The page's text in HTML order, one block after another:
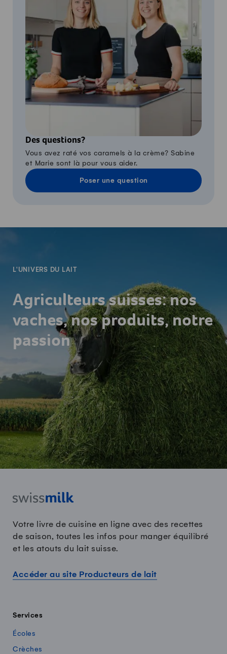
Des questions?
Vous avez raté vos caramels à la crème? Sabine
et Marie sont là pour vous aider.
Poser une question
L'UNIVERS DU LAIT
Agriculteurs suisses: nos
vaches, nos produits, notre
passion
Votre livre de cuisine en ligne avec des recettes
de saison, toutes les infos pour manger équilibré
et les atouts du lait suisse.
Accéder au site Producteurs de lait
Services
Écoles
Crèches